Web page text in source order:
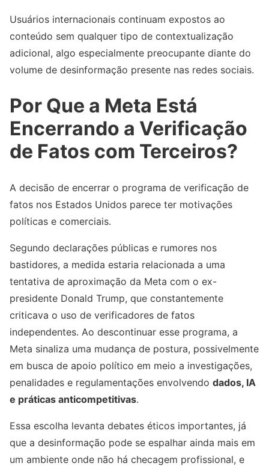
Usuários internacionais continuam expostos ao
conteúdo sem qualquer tipo de contextualização
adicional, algo especialmente preocupante diante do
volume de desinformação presente nas redes sociais.
Por Que a Meta Está
Encerrando a Verificação
de Fatos com Terceiros?
A decisão de encerrar o programa de verificação de
fatos nos Estados Unidos parece ter motivações
políticas e comerciais.
Segundo declarações públicas e rumores nos
bastidores, a medida estaria relacionada a uma
tentativa de aproximação da Meta com o ex-
presidente Donald Trump, que constantemente
criticava o uso de verificadores de fatos
independentes. Ao descontinuar esse programa, a
Meta sinaliza uma mudança de postura, possivelmente
em busca de apoio político em meio a investigações,
penalidades e regulamentações envolvendo dados, IA
e práticas anticompetitivas.
Essa escolha levanta debates éticos importantes, já
que a desinformação pode se espalhar ainda mais em
um ambiente onde não há checagem profissional, e